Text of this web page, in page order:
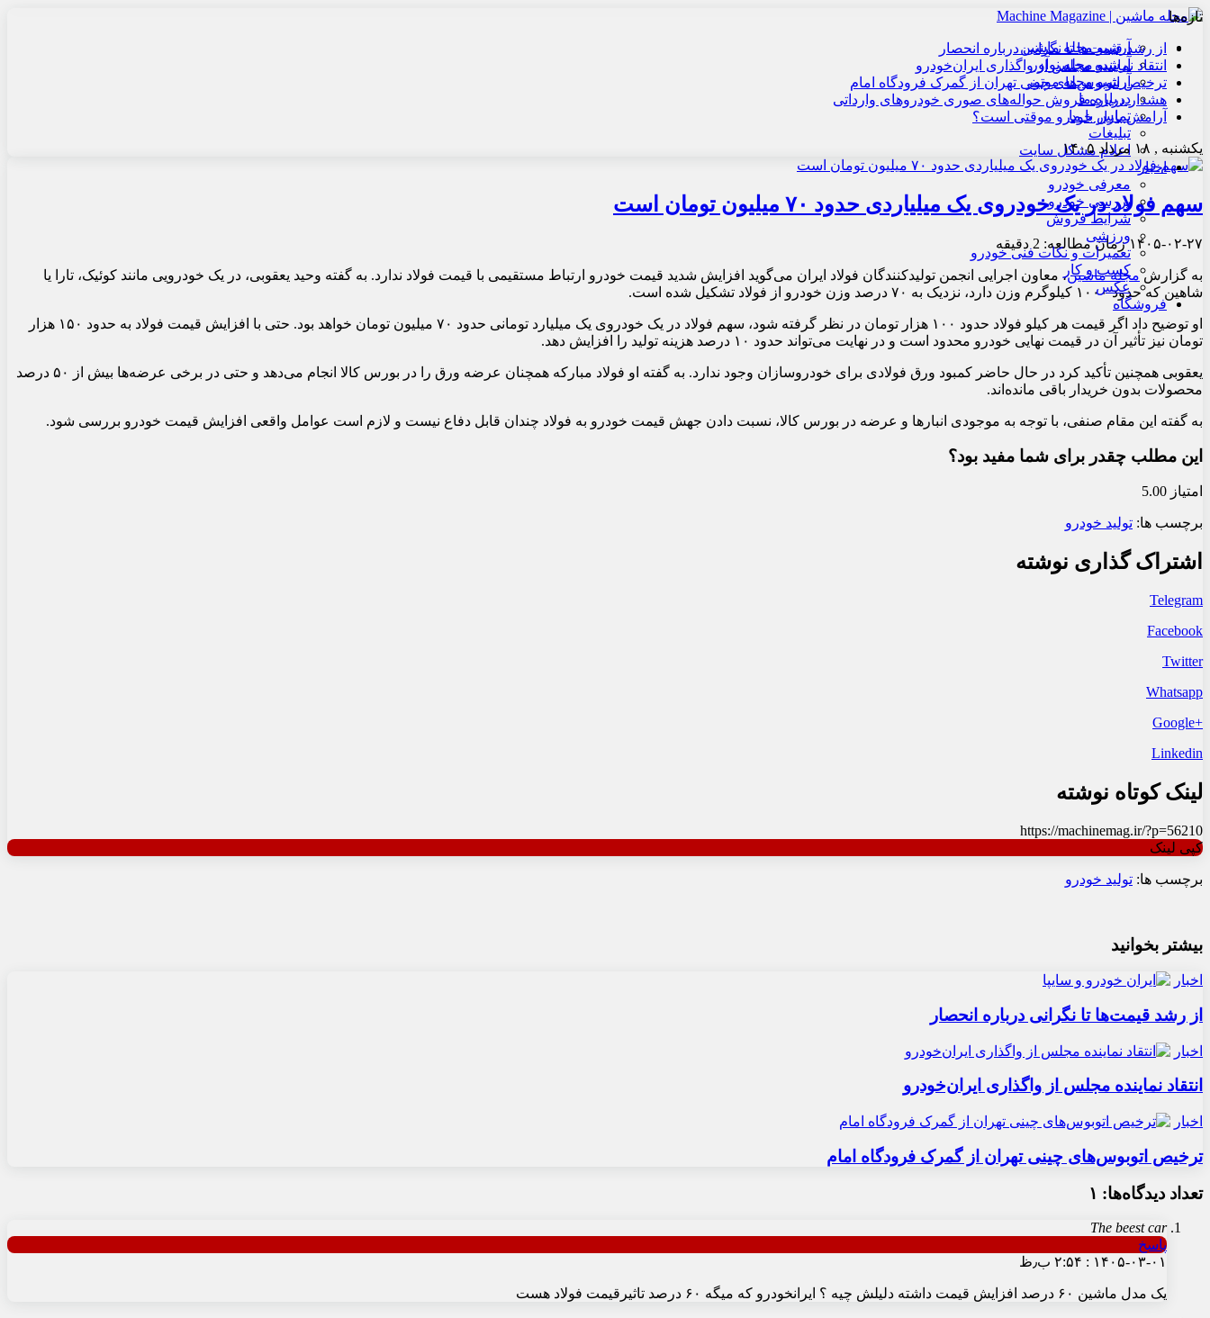
آرشیو مجله ماشین
آرشیو مجله نوآور
آرشیو مجله موتور
درباره ما
تماس با ما
تبلیغات
اعلام مشکل سایت
اخبار
معرفی خودرو
بررسی خودرو
شرایط فروش
ورزشی
تعمیرات و نکات فنی خودرو
کسب و کار
عکس
فروشگاه
تازه‌ها
از رشد قیمت‌ها تا نگرانی درباره انحصار
انتقاد نماینده مجلس از واگذاری ایران‌خودرو
ترخیص اتوبوس‌های چینی تهران از گمرک فرودگاه امام
هشدار درباره فروش حواله‌های صوری خودروهای وارداتی
آرامش بازار خودرو موقتی است؟
یکشنبه , ۱۸ مرداد ۱۴۰۵
سهم فولاد در یک خودروی یک میلیاردی حدود ۷۰ میلیون تومان است
۱۴۰۵-۰۲-۲۷زمان مطالعه: 2 دقیقه
به گزارشمجله ماشین، معاون اجرایی انجمن تولیدکنندگان فولاد ایران می‌گوید افزایش شدید قیمت خودرو ارتباط مستقیمی با قیمت فولاد ندارد. به گفته وحید یعقوبی، در یک خودرویی مانند کوئیک، تارا یا
شاهین که حدود ۱۰۰۰ کیلوگرم وزن دارد، نزدیک به ۷۰ درصد وزن خودرو از فولاد تشکیل شده است.
او توضیح داد اگر قیمت هر کیلو فولاد حدود ۱۰۰ هزار تومان در نظر گرفته شود، سهم فولاد در یک خودروی یک میلیارد تومانی حدود ۷۰ میلیون تومان خواهد بود. حتی با افزایش قیمت فولاد به حدود ۱۵۰ هزار
تومان نیز تأثیر آن در قیمت نهایی خودرو محدود است و در نهایت می‌تواند حدود ۱۰ درصد هزینه تولید را افزایش دهد.
یعقوبی همچنین تأکید کرد در حال حاضر کمبود ورق فولادی برای خودروسازان وجود ندارد. به گفته او فولاد مبارکه همچنان عرضه ورق را در بورس کالا انجام می‌دهد و حتی در برخی عرضه‌ها بیش از ۵۰ درصد
محصولات بدون خریدار باقی مانده‌اند.
به گفته این مقام صنفی، با توجه به موجودی انبارها و عرضه در بورس کالا، نسبت دادن جهش قیمت خودرو به فولاد چندان قابل دفاع نیست و لازم است عوامل واقعی افزایش قیمت خودرو بررسی شود.
این مطلب چقدر برای شما مفید بود؟
امتیاز 5.00
برچسب ها: تولید خودرو
اشتراک گذاری نوشته
Telegram
Facebook
Twitter
Whatsapp
+Google
Linkedin
لینک کوتاه نوشته
https://machinemag.ir/?p=56210
کپی لینک
برچسب ها: تولید خودرو
بیشتر بخوانید
اخبار
از رشد قیمت‌ها تا نگرانی درباره انحصار
اخبار
انتقاد نماینده مجلس از واگذاری ایران‌خودرو
اخبار
ترخیص اتوبوس‌های چینی تهران از گمرک فرودگاه امام
تعداد دیدگاه‌ها: ۱
The beest car
پاسخ
۱۴۰۵-۰۳-۰۱ : ۲:۵۴ ب٫ظ
یک مدل ماشین ۶۰ درصد افزایش قیمت داشته دلیلش چیه ؟ ایرانخودرو که میگه ۶۰ درصد تاثیرقیمت فولاد هست